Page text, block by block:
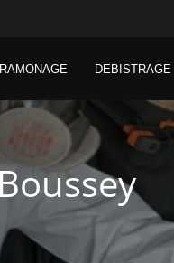
RAMONAGE DEBISTRAGE